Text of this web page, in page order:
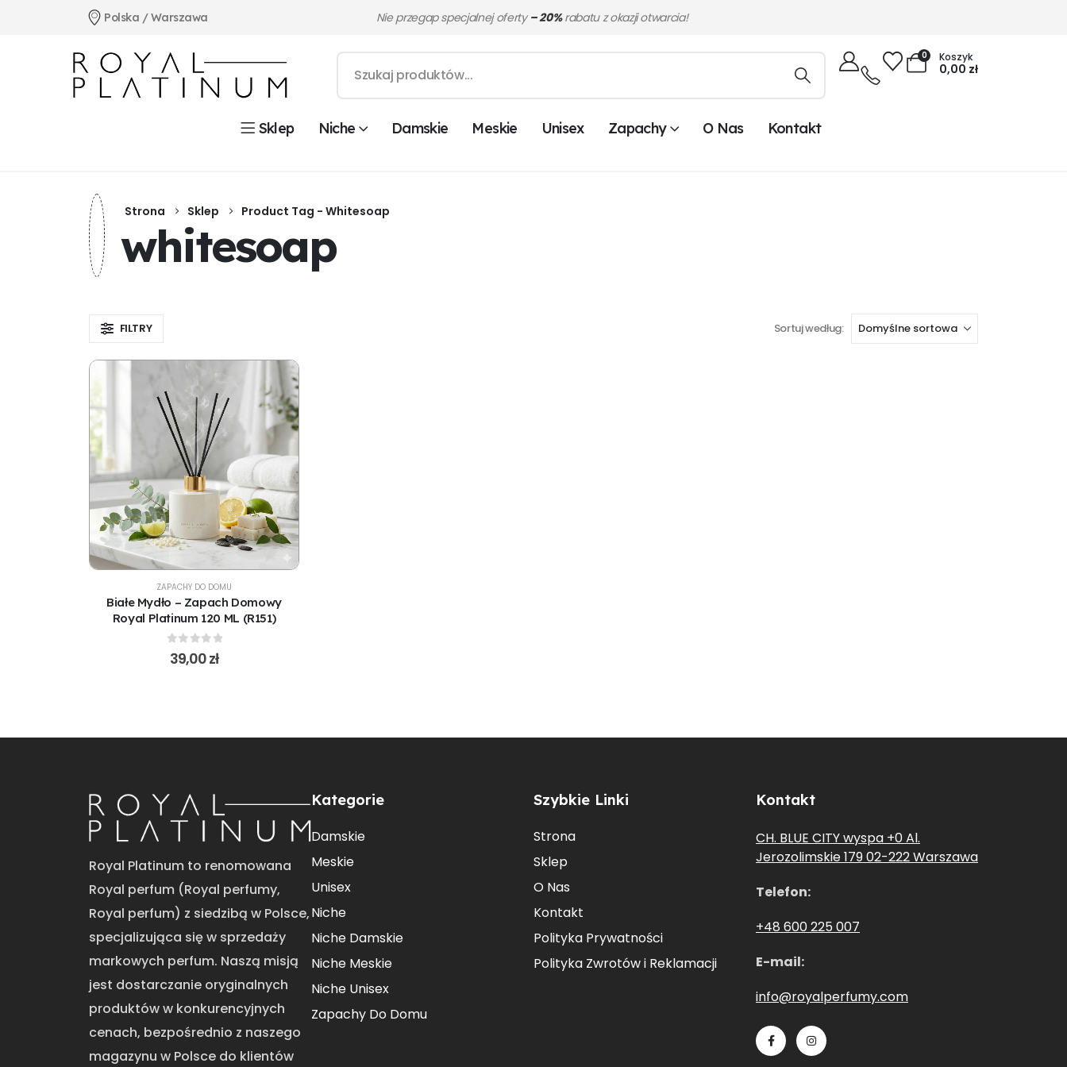
Polska / Warszawa Nie przegap specjalnej oferty– 20%rabatu z okazji otwarcia!
0 Koszyk
0,00 zł
Sklep Niche Damskie Meskie Unisex Zapachy O Nas Kontakt
Strona Sklep Product Tag - Whitesoap
whitesoap
FILTRY Sortuj według:
ZAPACHY DO DOMU
Białe Mydło – Zapach Domowy
Royal Platinum 120 ML (R151)
0out of 5
39,00zł
Royal Platinum to renomowana
Royal perfum (Royal perfumy,
Royal perfum) z siedzibą w Polsce,
specjalizująca się w sprzedaży
markowych perfum. Naszą misją
jest dostarczanie oryginalnych
produktów w konkurencyjnych
cenach, bezpośrednio z naszego
magazynu w Polsce do klientów
Kategorie
Damskie
Meskie
Unisex
Niche
Niche Damskie
Niche Meskie
Niche Unisex
Zapachy Do Domu
Szybkie Linki
Strona
Sklep
O Nas
Kontakt
Polityka Prywatności
Polityka Zwrotów i Reklamacji
Kontakt
CH. BLUE CITY wyspa +0 Al.
Jerozolimskie 179 02-222 Warszawa
Telefon:
+48 600 225 007
E-mail:
info@royalperfumy.com